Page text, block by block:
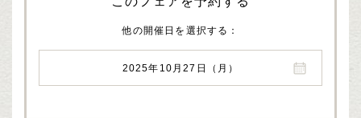
他の開催日を選択する
2025年10月27日（月）